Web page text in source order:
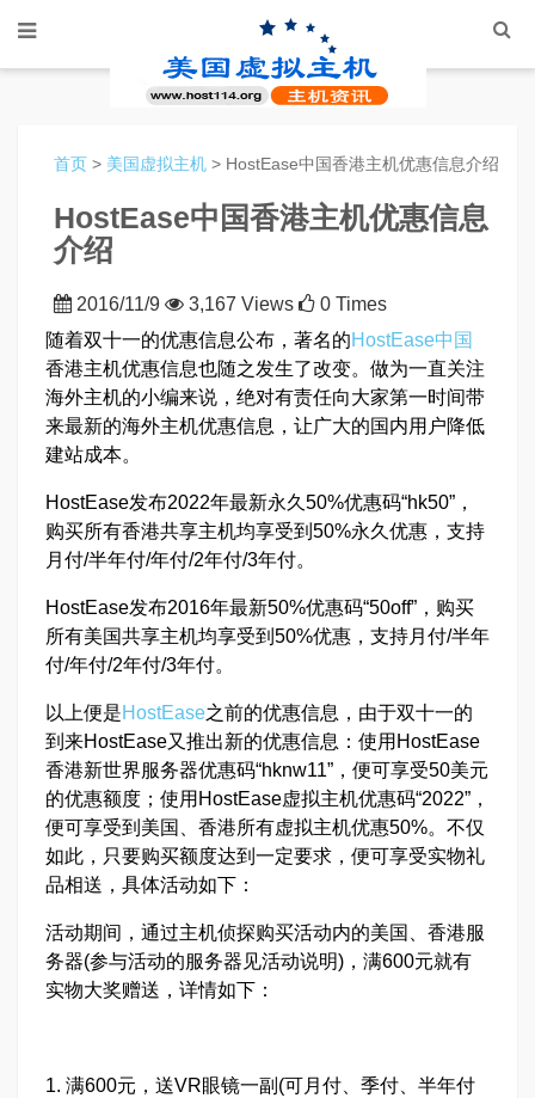
首页 > 美国虚拟主机 > HostEase中国香港主机优惠信息介绍
HostEase中国香港主机优惠信息
介绍
2016/11/9 3,167 Views
0 Times
随着双十一的优惠信息公布，著名的HostEase中国
香港主机优惠信息也随之发生了改变。做为一直关注
海外主机的小编来说，绝对有责任向大家第一时间带
来最新的海外主机优惠信息，让广大的国内用户降低
建站成本。
HostEase发布2022年最新永久50%优惠码“hk50”，
购买所有香港共享主机均享受到50%永久优惠，支持
月付/半年付/年付/2年付/3年付。
HostEase发布2016年最新50%优惠码“50off”，购买
所有美国共享主机均享受到50%优惠，支持月付/半年
付/年付/2年付/3年付。
以上便是HostEase之前的优惠信息，由于双十一的
到来HostEase又推出新的优惠信息：使用HostEase
香港新世界服务器优惠码“hknw11”，便可享受50美元
的优惠额度；使用HostEase虚拟主机优惠码“2022”，
便可享受到美国、香港所有虚拟主机优惠50%。不仅
如此，只要购买额度达到一定要求，便可享受实物礼
品相送，具体活动如下：
活动期间，通过主机侦探购买活动内的美国、香港服
务器(参与活动的服务器见活动说明)，满600元就有
实物大奖赠送，详情如下：
1. 满600元，送VR眼镜一副(可月付、季付、半年付